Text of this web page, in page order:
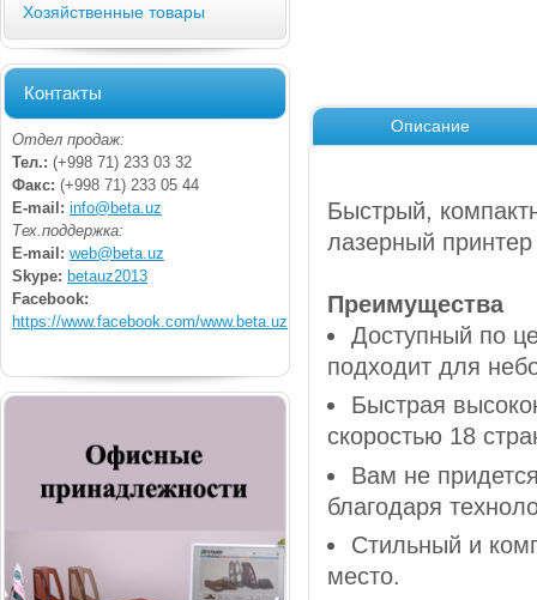
Хозяйственные товары
Контакты
Отдел продаж:
Тел.: (+998 71) 233 03 32
Факс: (+998 71) 233 05 44
E-mail: info@beta.uz
Тех.поддержка:
E-mail: web@beta.uz
Skype: betauz2013
Facebook:
https://www.facebook.com/www.beta.uz
Описание
Быстрый,
лазерный
Преимущества
Доступный по
подходит для
Быстрая
скоростью 18
Вам не
благодаря
Стильный и
место.